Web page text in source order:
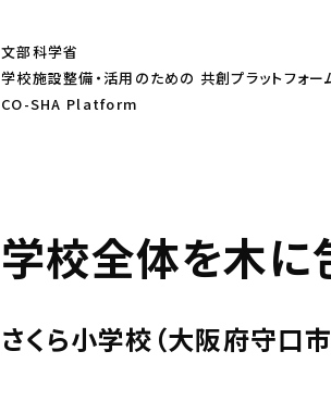
文部科学省
学校施設整備・活用のための 共創プラットフォー
CO-SHA Platform
学校全体を木に
さくら小学校（大阪府守口市